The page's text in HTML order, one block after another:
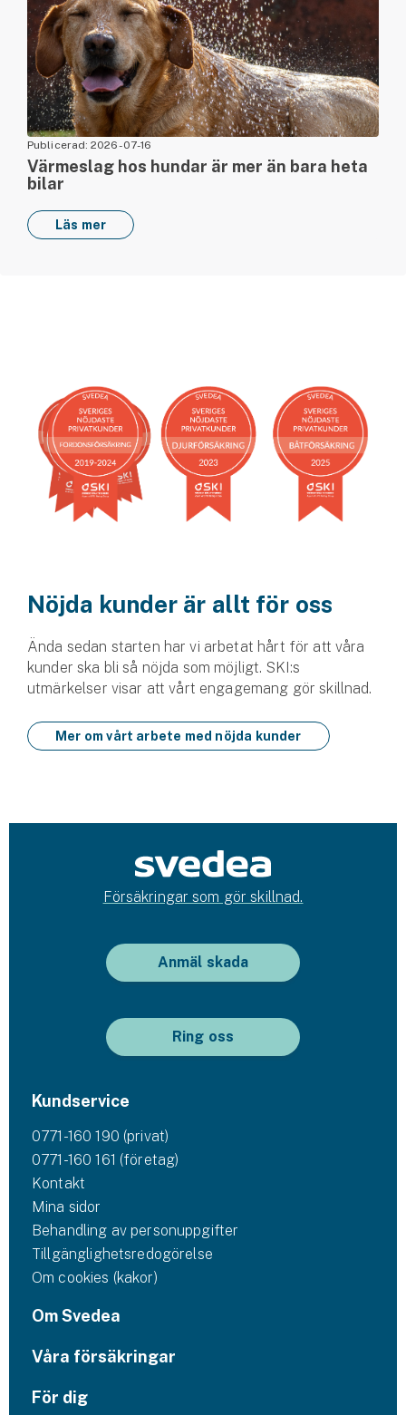
Publicerad: 2026-07-16
Värmeslag hos hundar är mer än bara heta
bilar
Läs mer
Nöjda kunder är allt för oss
Ända sedan starten har vi arbetat hårt för att våra
kunder ska bli så nöjda som möjligt. SKI:s
utmärkelser visar att vårt engagemang gör skillnad.
Mer om vårt arbete med nöjda kunder
Försäkringar som gör skillnad.
Anmäl skada
Ring oss
Kundservice
0771-160 190 (privat)
0771-160 161 (företag)
Kontakt
Mina sidor
Behandling av personuppgifter
Tillgänglighetsredogörelse
Om cookies (kakor)
Om Svedea
Våra försäkringar
För dig